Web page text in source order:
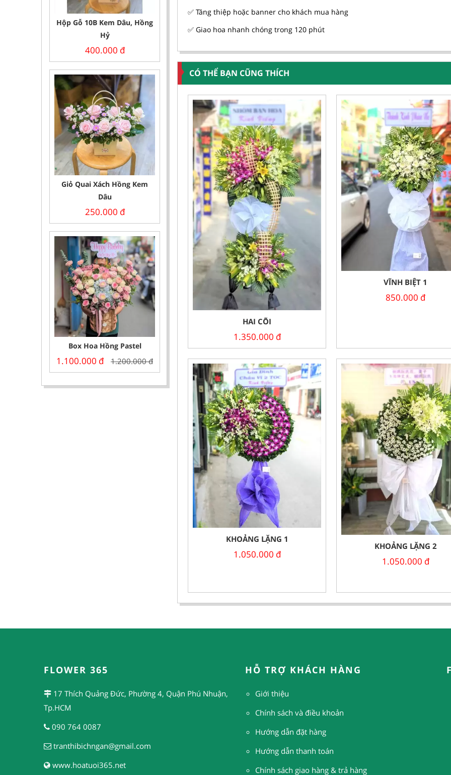
Hộp Gỗ 10B Kem Dâu, Hồng
Hỷ
400.000 đ
Giỏ Quai Xách Hồng Kem
Dâu
250.000 đ
Box Hoa Hồng Pastel
1.100.000 đ 1.200.000đ
✅ Tăng thiệp hoặc banner cho khách mua hàng
✅ Giao hoa nhanh chóng trong 120 phút
CÓ THỂ BẠN CŨNG THÍCH
HAI CÕI
1.350.000 đ
VĨNH BIỆT 1
850.000 đ
KHOẢNG LẶNG 1
1.050.000 đ
KHOẢNG LẶNG 2
1.050.000 đ
FLOWER 365
17 Thích Quảng Đức, Phường 4, Quận Phú Nhuận,
Tp.HCM
090 764 0087
tranthibichngan@gmail.com
www.hoatuoi365.net
HỖ TRỢ KHÁCH HÀNG
Giới thiệu
Chính sách và điều khoản
Hướng dẫn đặt hàng
Hướng dẫn thanh toán
Chính sách giao hàng & trả hàng